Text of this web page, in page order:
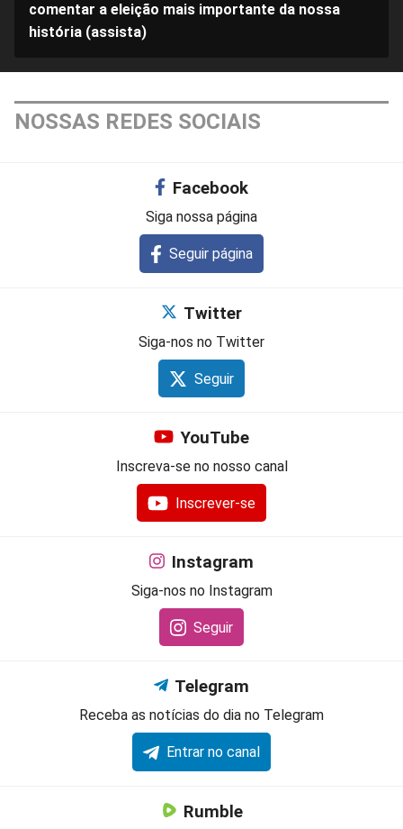
comentar a eleição mais importante da nossa
história (assista)
NOSSAS REDES SOCIAIS
Facebook
Siga nossa página
Seguir página
Twitter
Siga-nos no Twitter
Seguir
YouTube
Inscreva-se no nosso canal
Inscrever-se
Instagram
Siga-nos no Instagram
Seguir
Telegram
Receba as notícias do dia no Telegram
Entrar no canal
Rumble